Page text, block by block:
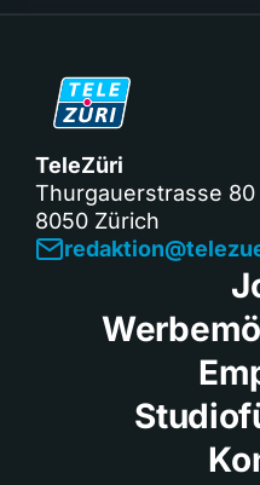
TeleZüri
Thurgauerstrasse 80
8050 Zürich